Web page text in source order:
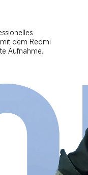
dem Redmi
Aufnahme.